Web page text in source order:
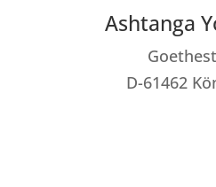
Ashtanga
D-61462